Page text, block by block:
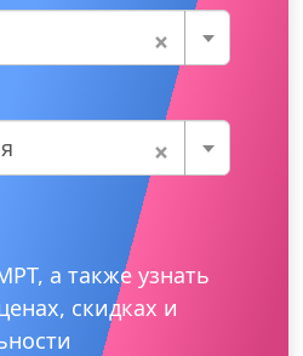
×
×
а также узнать
скидках и